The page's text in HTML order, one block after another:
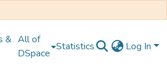
& All of
DSpace
Statistics Log In